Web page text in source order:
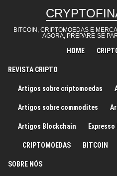
BITCOIN, CRIPTOMOEDAS E
AGORA, PREPARE-SE
HOME
REVISTA CRIPTO
Artigos sobre criptomoedas
Artigos sobre commodites
Artigos Blockchain Expresso
CRIPTOMOEDAS BITCOIN
SOBRE NÓS